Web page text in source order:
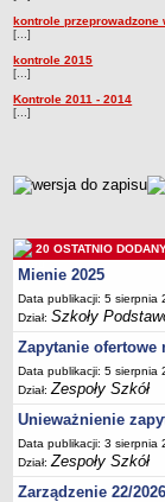
Specjalny
Statut
Ogłoszenie
Kontrole
Sprawozdania
Deklaracja
PORADNIE
Zespół Poradni
BIURO FINANSÓW
Dane podstawowe
Statut
kontrole przeprowadzone
[...]
kontrole 2015
[...]
Kontrole 2011 - 2014
[...]
metryczka
20 OSTATNIO
Mienie 2025
Data publikacji: 5 sierpnia
Dział:Szkoły
Zapytanie ofertowe
Data publikacji: 5 sierpnia
Dział:Zespoły Szkół
Unieważnienie
Data publikacji: 3 sierpnia
Dział:Zespoły Szkół
Zarządzenie 22/2026